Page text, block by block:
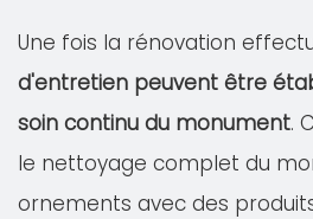
Une fois la rénovation
d'entretien peuvent être
soin continu du monument.
le nettoyage complet du
ornements avec des